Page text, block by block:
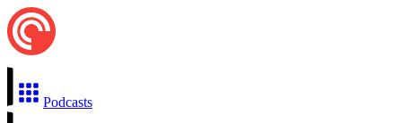
Podcasts